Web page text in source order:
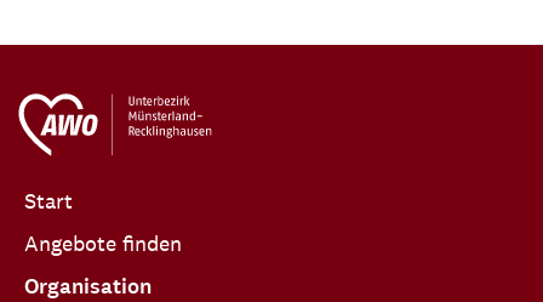
Start
Angebote finden
Organisation